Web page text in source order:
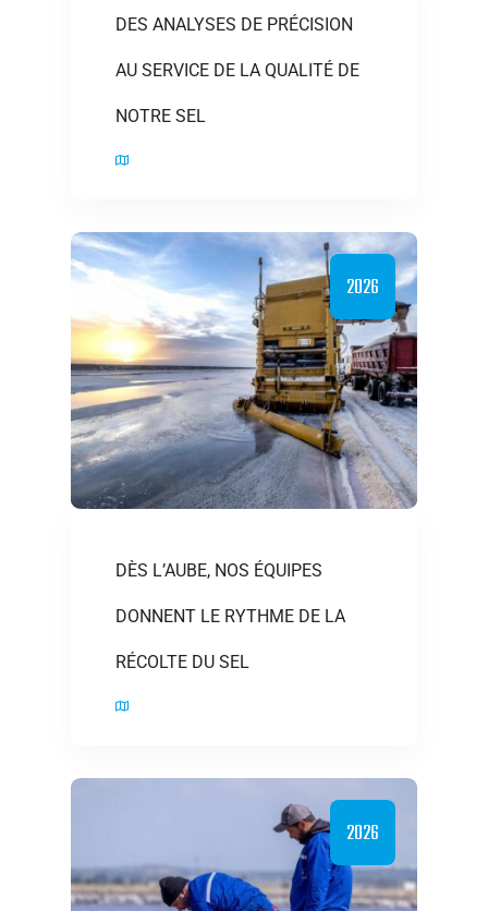
DES ANALYSES DE PRÉCISION
AU SERVICE DE LA QUALITÉ DE
NOTRE SEL
2026
DÈS L’AUBE, NOS ÉQUIPES
DONNENT LE RYTHME DE LA
RÉCOLTE DU SEL
2026